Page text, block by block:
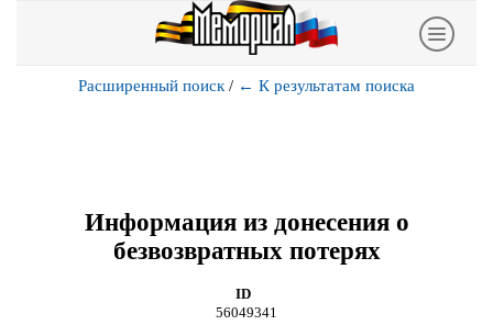
Расширенный поиск / ← К результатам поиска
Информация из донесения о
безвозвратных потерях
ID
56049341